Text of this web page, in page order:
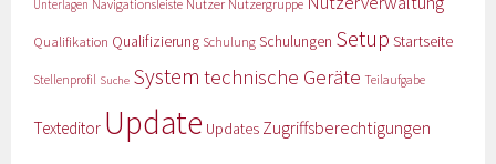
Unterlagen Navigationsleiste Nutzer Nutzergruppe
Qualifikation Qualifizierung Schulung Schulungen Setup Startseite
Stellenprofil Suche System technische Geräte Teilaufgabe
Texteditor Update Updates Zugriffsberechtigungen